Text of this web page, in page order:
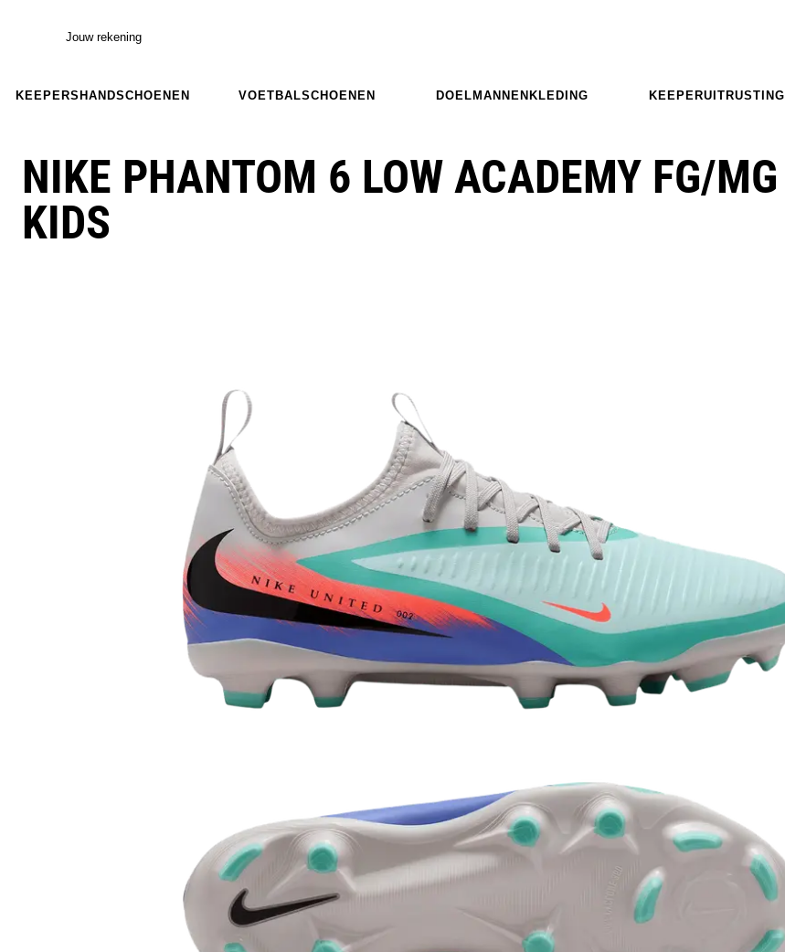
Jouw rekening
KEEPERSHANDSCHOENEN VOETBALSCHOENEN DOELMANNENKLEDING KEEPERUITRUSTING
NIKE PHANTOM 6 LOW ACADEMY FG/MG
KIDS